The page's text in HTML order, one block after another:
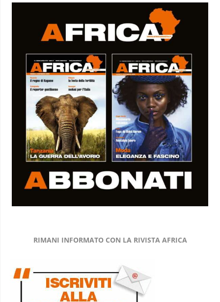
RIMANI INFORMATO CON LA RIVISTA AFRICA